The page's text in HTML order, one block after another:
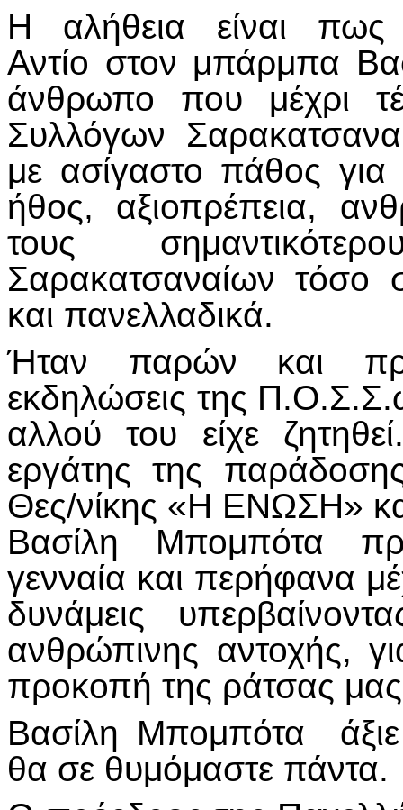
Η αλήθεια είναι
Αντίο στον μπάρμπα
άνθρωπο που μέχρι
Συλλόγων
με ασίγαστο πάθος
ήθος, αξιοπρέπεια,
τους
Σαρακατσαναίων τόσο
και πανελλαδικά.
Ήταν παρών και
εκδηλώσεις της
αλλού του είχε
εργάτης της
Θες/νίκης «Η ΕΝΩΣΗ»
Βασίλη Μπομπότα
γενναία και περήφανα
δυνάμεις
ανθρώπινης αντοχής,
προκοπή της ράτσας
Βασίλη Μπομπότα
θα σε θυμόμαστε πάντα.